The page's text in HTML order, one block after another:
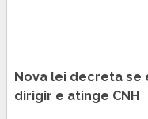
Nova lei decreta se
dirigir e atinge CNH